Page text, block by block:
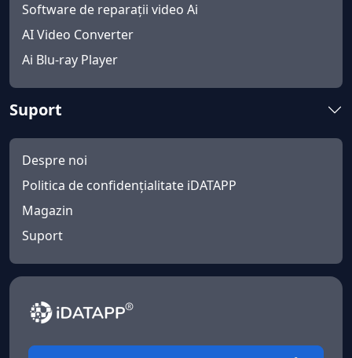
Software de reparații video Ai
AI Video Converter
Ai Blu-ray Player
Suport
Despre noi
Politica de confidențialitate iDATAPP
Magazin
Suport